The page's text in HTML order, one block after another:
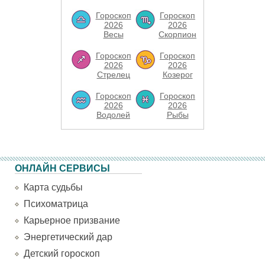
Гороскоп
2026
Весы
Гороскоп
2026
Скорпион
Гороскоп
2026
Стрелец
Гороскоп
2026
Козерог
Гороскоп
2026
Водолей
Гороскоп
2026
Рыбы
ОНЛАЙН СЕРВИСЫ
Карта судьбы
Психоматрица
Карьерное призвание
Энергетический дар
Детский гороскоп